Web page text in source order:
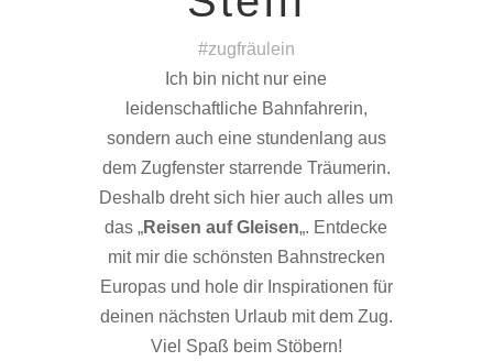
#zugfräulein
Ich bin nicht nur eine
leidenschaftliche Bahnfahrerin,
sondern auch eine stundenlang aus
dem Zugfenster starrende Träumerin.
Deshalb dreht sich hier auch alles um
das „Reisen auf Gleisen„. Entdecke
mit mir die schönsten Bahnstrecken
Europas und hole dir Inspirationen für
deinen nächsten Urlaub mit dem Zug.
Viel Spaß beim Stöbern!